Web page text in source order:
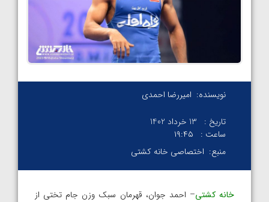
نویسنده: امیررضا احمدی
تاریخ :
13 خرداد 1402
ساعت :
۱۹:۴۵
منبع: اختصاصی خانه کشتی
خانه کشتی– احمد جوان، قهرمان سبک وزن جام تختی از